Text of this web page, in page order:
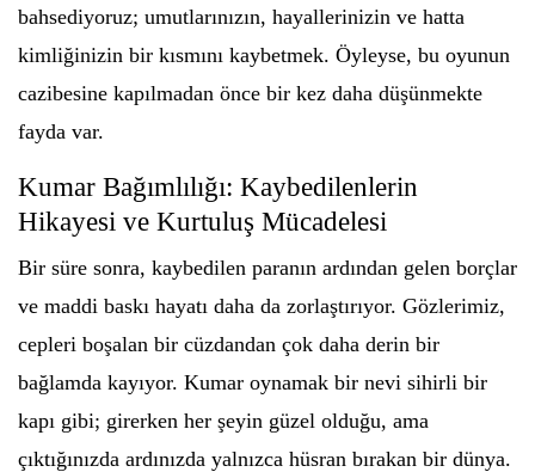
bahsediyoruz; umutlarınızın, hayallerinizin ve hatta
kimliğinizin bir kısmını kaybetmek. Öyleyse, bu oyunun
cazibesine kapılmadan önce bir kez daha düşünmekte
fayda var.
Kumar Bağımlılığı: Kaybedilenlerin
Hikayesi ve Kurtuluş Mücadelesi
Bir süre sonra, kaybedilen paranın ardından gelen borçlar
ve maddi baskı hayatı daha da zorlaştırıyor. Gözlerimiz,
cepleri boşalan bir cüzdandan çok daha derin bir
bağlamda kayıyor. Kumar oynamak bir nevi sihirli bir
kapı gibi; girerken her şeyin güzel olduğu, ama
çıktığınızda ardınızda yalnızca hüsran bırakan bir dünya.